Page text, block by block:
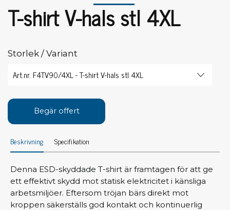
T-shirt V-hals stl 4XL
Storlek / Variant
Begär offert
Beskrivning Specifikation
Denna ESD-skyddade T-shirt är framtagen för att ge
ett effektivt skydd mot statisk elektricitet i känsliga
arbetsmiljöer. Eftersom tröjan bärs direkt mot
kroppen säkerställs god kontakt och kontinuerlig